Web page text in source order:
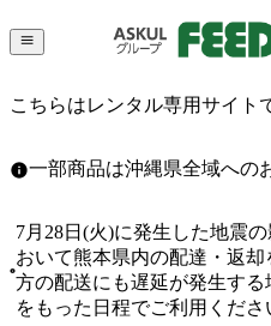
こちらはレンタル専用サイト
一部商品は沖縄県全域への
7月28日(火)に発生した地震
おいて熊本県内の配達・返
方の配送にも遅延が発生す
をもった日程でご利用くださ